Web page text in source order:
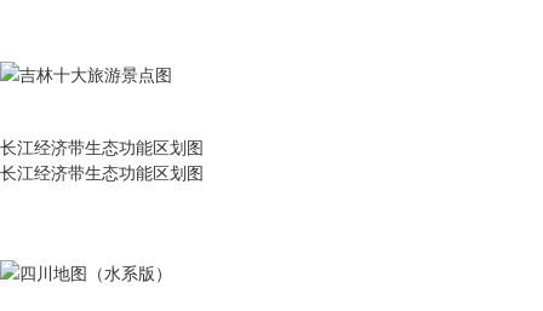
长江经济带生态功能区划图
长江经济带生态功能区划图